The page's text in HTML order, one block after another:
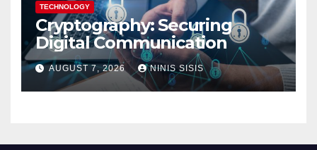
TECHNOLOGY
Cryptography: Securing
Digital Communication
AUGUST 7, 2026 NINIS SISIS